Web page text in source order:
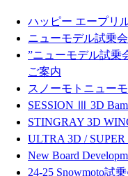
ハッピー エープリ
ニューモデル試乗
”ニューモデル試乗
ご案内
スノーモトニュー
SESSION Ⅲ 3D
STINGRAY 3D
ULTRA 3D /
New Board
24-25 Snowmoto試